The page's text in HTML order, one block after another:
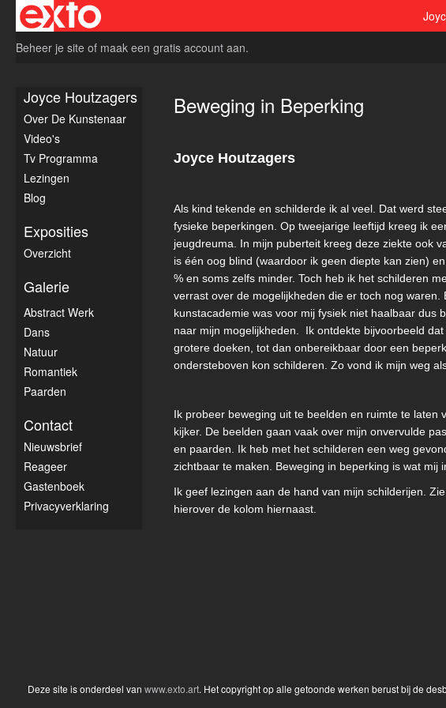
Beheer je site of maak een gratis account aan.
Beweging in Beperking
Joyce Houtzagers
Als kind tekende en schilderde ik al veel. Dat werd
fysieke beperkingen. Op tweejarige leeftijd kreeg ik
jeugdreuma. In mijn puberteit kreeg deze ziekte ook
is één oog blind (waardoor ik geen diepte kan zien)
% en soms zelfs minder. Toch heb ik het schilderen
verrast over de mogelijkheden die er toch nog waren.
kunstacademie was voor mij fysiek niet haalbaar dus
naar mijn mogelijkheden. Ik ontdekte bijvoorbeeld
grotere doeken, tot dan onbereikbaar door een
ondersteboven kon schilderen. Zo vond ik mijn weg
Ik probeer beweging uit te beelden en ruimte te laten
kijker. De beelden gaan vaak over mijn onvervulde
en paarden. Ik heb met het schilderen een weg
zichtbaar te maken. Beweging in beperking is wat mij
Ik geef lezingen aan de hand van mijn schilderijen.
hierover de kolom hiernaast.
Joyce Houtzagers
Over De Kunstenaar
Video's
Tv Programma
Lezingen
Blog
Exposities
Overzicht
Galerie
Abstract Werk
Dans
Natuur
Romantiek
Paarden
Contact
Nieuwsbrief
Reageer
Gastenboek
Privacyverklaring
Deze site is onderdeel van www.exto.art. Het copyright op alle getoonde werken berust bij de